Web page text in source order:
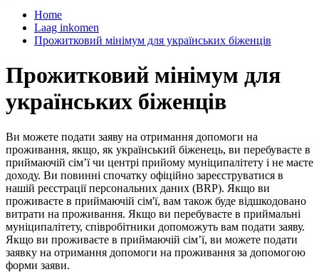
Home
Laag inkomen
Прожитковий мінімум для українських біженців
Прожитковий мінімум для
українських біженців
Ви можете подати заяву на отримання допомоги на
проживання, якщо, як український біженець, ви перебуваєте в
приймаючій сім’ї чи центрі прийому муніципалітету і не маєте
доходу. Ви повинні спочатку офіційно зареєструватися в
нашій реєстрації персональних даних (BRP). Якщо ви
проживаєте в приймаючій сім'ї, вам також буде відшкодовано
витрати на проживання. Якщо ви перебуваєте в приймальні
муніципалітету, співробітники допоможуть вам подати заяву.
Якщо ви проживаєте в приймаючій сім’ї, ви можете подати
заявку на отримання допомоги на проживання за допомогою
форми заяви.